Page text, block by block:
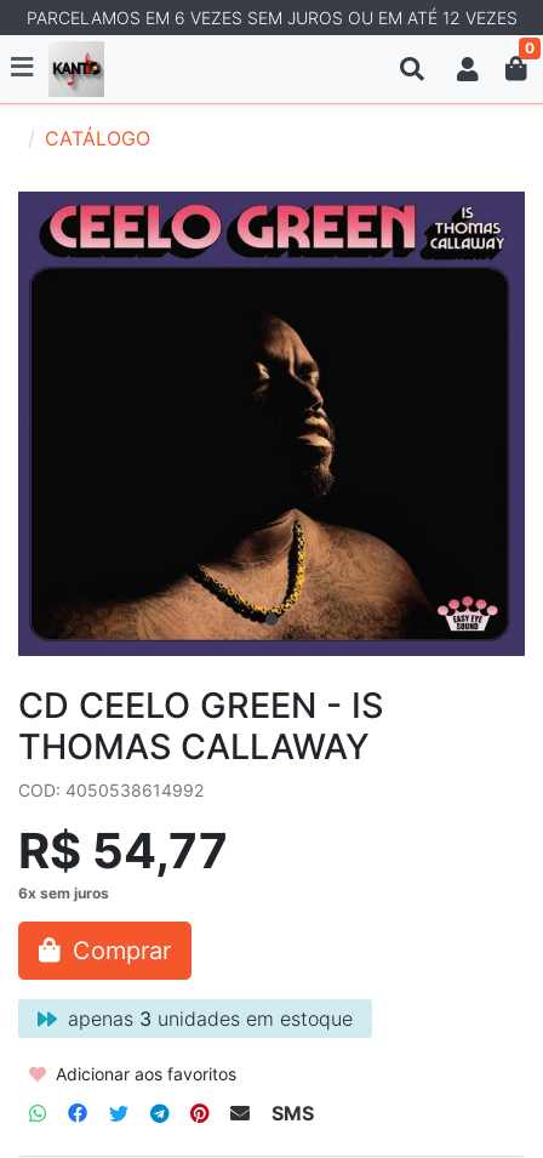
PARCELAMOS EM 6 VEZES SEM JUROS OU EM ATÉ 12 VEZES
0
CATÁLOGO
CD CEELO GREEN - IS
THOMAS CALLAWAY
COD: 4050538614992
R$ 54,77
Comprar
apenas 3 unidades em estoque
Adicionar aos favoritos
SMS